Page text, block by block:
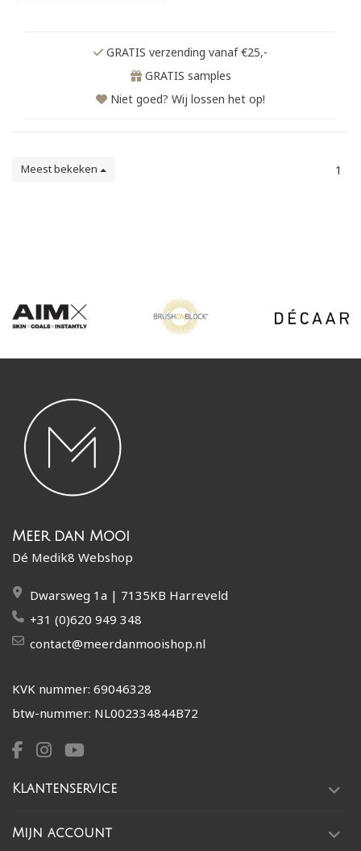
GRATIS verzending vanaf €25,-
GRATIS samples
Niet goed? Wij lossen het op!
Meest bekeken 1
Meer dan Mooi
Dé Medik8 Webshop
Dwarsweg 1a | 7135KB Harreveld
+31 (0)620 949 348
contact@meerdanmooishop.nl
KVK nummer: 69046328
btw-nummer: NL002334844B72
Klantenservice
Mijn account